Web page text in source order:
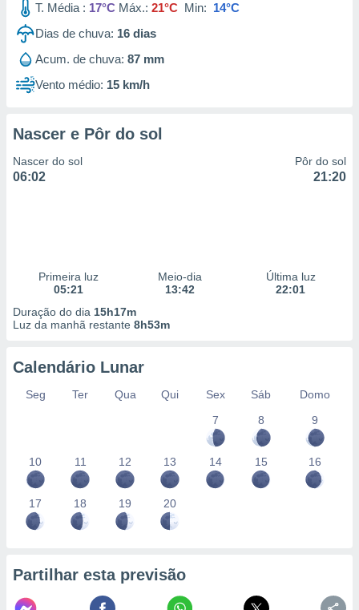
T. Média : 17°C Máx.: 21°C Min: 14°C
Dias de chuva: 16 dias
Acum. de chuva: 87 mm
Vento médio: 15 km/h
Nascer e Pôr do sol
Nascer do sol
06:02
Pôr do sol
21:20
Primeira luz
05:21
Meio-dia
13:42
Última luz
22:01
Duração do dia 15h17m
Luz da manhã restante 8h53m
Calendário Lunar
Seg Ter Qua Qui Sex Sáb
Domo
7
8 9
10 11 12 13 14 15 16
17 18 19 20
Partilhar esta previsão